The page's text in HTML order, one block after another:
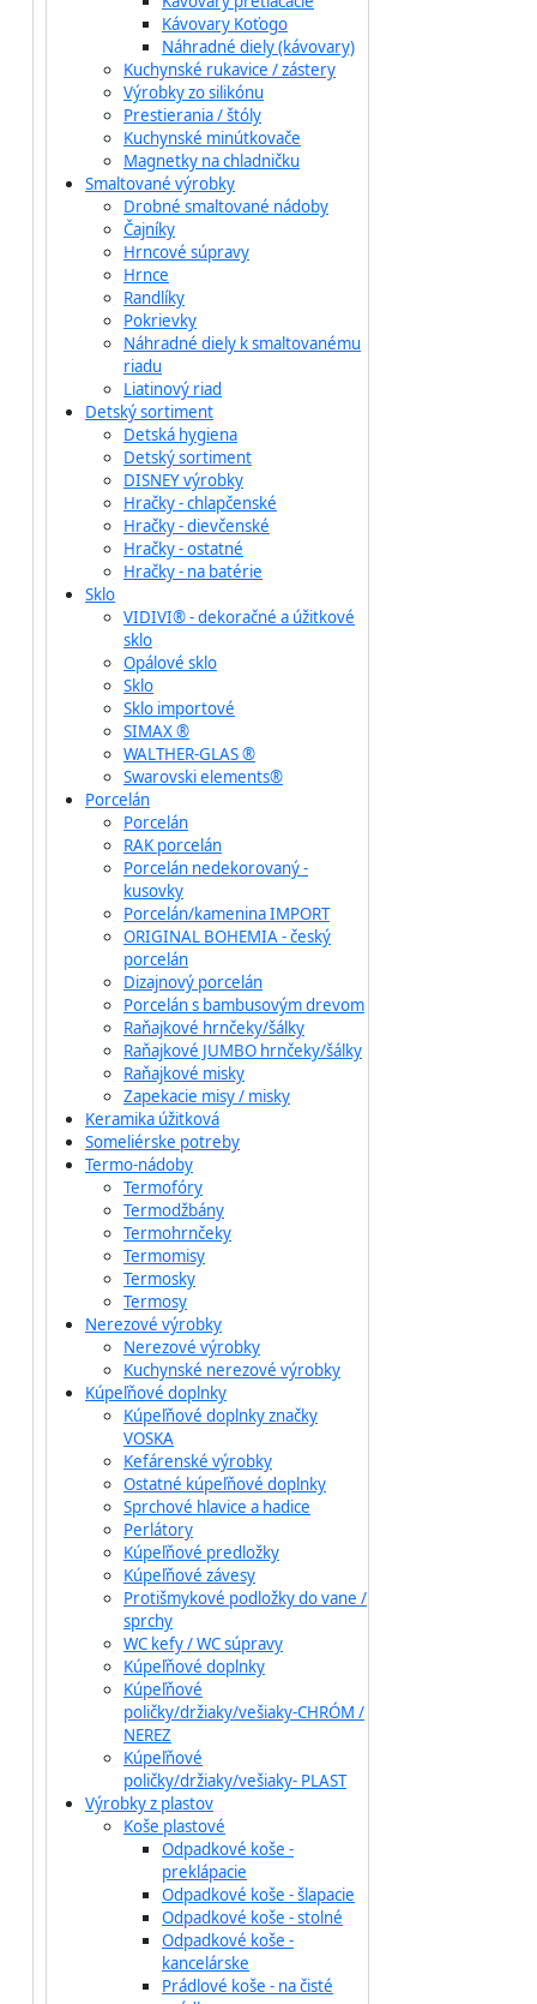
Kávovary Koťogo
Náhradné diely (kávovary)
Kuchynské rukavice / zástery
Výrobky zo silikónu
Prestierania / štóly
Kuchynské minútkovače
Magnetky na chladničku
Smaltované výrobky
Drobné smaltované nádoby
Čajníky
Hrncové súpravy
Hrnce
Randlíky
Pokrievky
Náhradné diely k smaltovanému
riadu
Liatinový riad
Detský sortiment
Detská hygiena
Detský sortiment
DISNEY výrobky
Hračky - chlapčenské
Hračky - dievčenské
Hračky - ostatné
Hračky - na batérie
Sklo
VIDIVI® - dekoračné a úžitkové
sklo
Opálové sklo
Sklo
Sklo importové
SIMAX ®
WALTHER-GLAS ®
Swarovski elements®
Porcelán
Porcelán
RAK porcelán
Porcelán nedekorovaný -
kusovky
Porcelán/kamenina IMPORT
ORIGINAL BOHEMIA - český
porcelán
Dizajnový porcelán
Porcelán s bambusovým drevom
Raňajkové hrnčeky/šálky
Raňajkové JUMBO hrnčeky/šálky
Raňajkové misky
Zapekacie misy / misky
Keramika úžitková
Someliérske potreby
Termo-nádoby
Termofóry
Termodžbány
Termohrnčeky
Termomisy
Termosky
Termosy
Nerezové výrobky
Nerezové výrobky
Kuchynské nerezové výrobky
Kúpeľňové doplnky
Kúpeľňové doplnky značky
VOSKA
Kefárenské výrobky
Ostatné kúpeľňové doplnky
Sprchové hlavice a hadice
Perlátory
Kúpeľňové predložky
Kúpeľňové závesy
Protišmykové podložky do vane /
sprchy
WC kefy / WC súpravy
Kúpeľňové doplnky
Kúpeľňové
poličky/držiaky/vešiaky-CHRÓM /
NEREZ
Kúpeľňové
poličky/držiaky/vešiaky- PLAST
Výrobky z plastov
Koše plastové
Odpadkové koše -
preklápacie
Odpadkové koše - šlapacie
Odpadkové koše - stolné
Odpadkové koše -
kancelárske
Prádlové koše - na čisté